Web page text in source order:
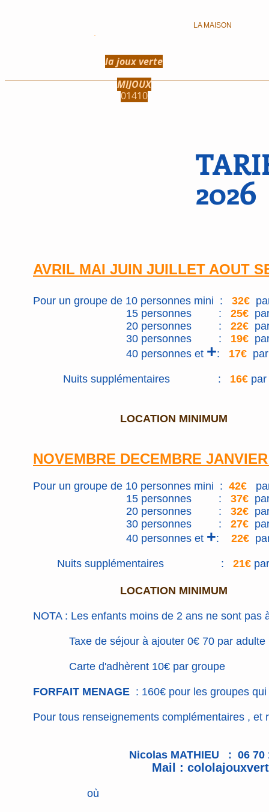
LA MAISON
la joux verte
MIJOUX
01410
202
AVRIL MAI JUIN JUILLET AOUT
Pour un groupe de 10 personnes mini : 32€
15 personnes : 25€
20 personnes : 22€
30 personnes : 19€
40 personnes et +: 17€
Nuits supplémentaires : 16€
LOCATION MINIMUM
NOVEMBRE DECEMBRE
Pour un groupe de 10 personnes mini : 42€
15 personnes : 37€
20 personnes : 32€
30 personnes :
27€
40 personnes et +: 22€
Nuits supplémentaires : 21€
LOCATION MINIMUM
NOTA : Les enfants moins de 2 ans ne sont pas
Taxe de séjour à ajouter 0€ 70 par adulte
Carte d'adhèrent 10€ par groupe
FORFAIT MENAGE : 160€ pour les groupes
Pour tous renseignements complémentaires , et
Nicolas MATHIEU : 06 70 11
Mail :
où